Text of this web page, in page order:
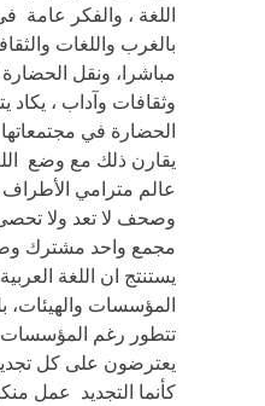
اللغة ، والفكر عامة
بالغرب واللغات
مباشرا، ونقل الحضارة
وثقافات وآداب ،
الحضارة في
يقارن ذلك مع وضع
عالم مترامي
وصحف لا تعد ولا
مجمع واحد مشترك
يستنتج ان اللغة
المؤسسات والهيئات،
تتطور رغم المؤسسات
يعترضون على كل
كأنما التجديد عمل